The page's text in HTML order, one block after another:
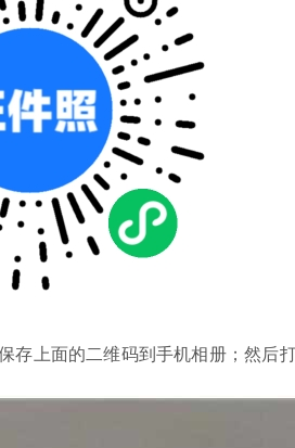
存上面的二维码到手机相册；然后